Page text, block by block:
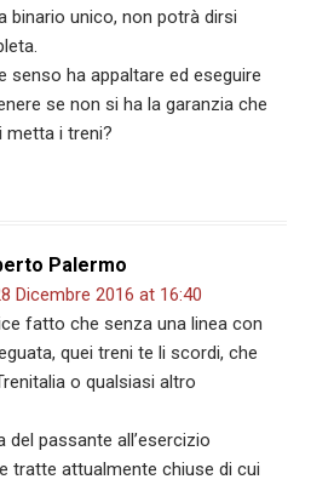
binario unico, non potrà dirsi
senso ha appaltare ed eseguire
se non si ha la garanzia che
metta i treni?
Palermo
Dicembre 2016 at 16:40
fatto che senza una linea con
quei treni te li scordi, che
o qualsiasi altro
del passante all’esercizio
tratte attualmente chiuse di cui